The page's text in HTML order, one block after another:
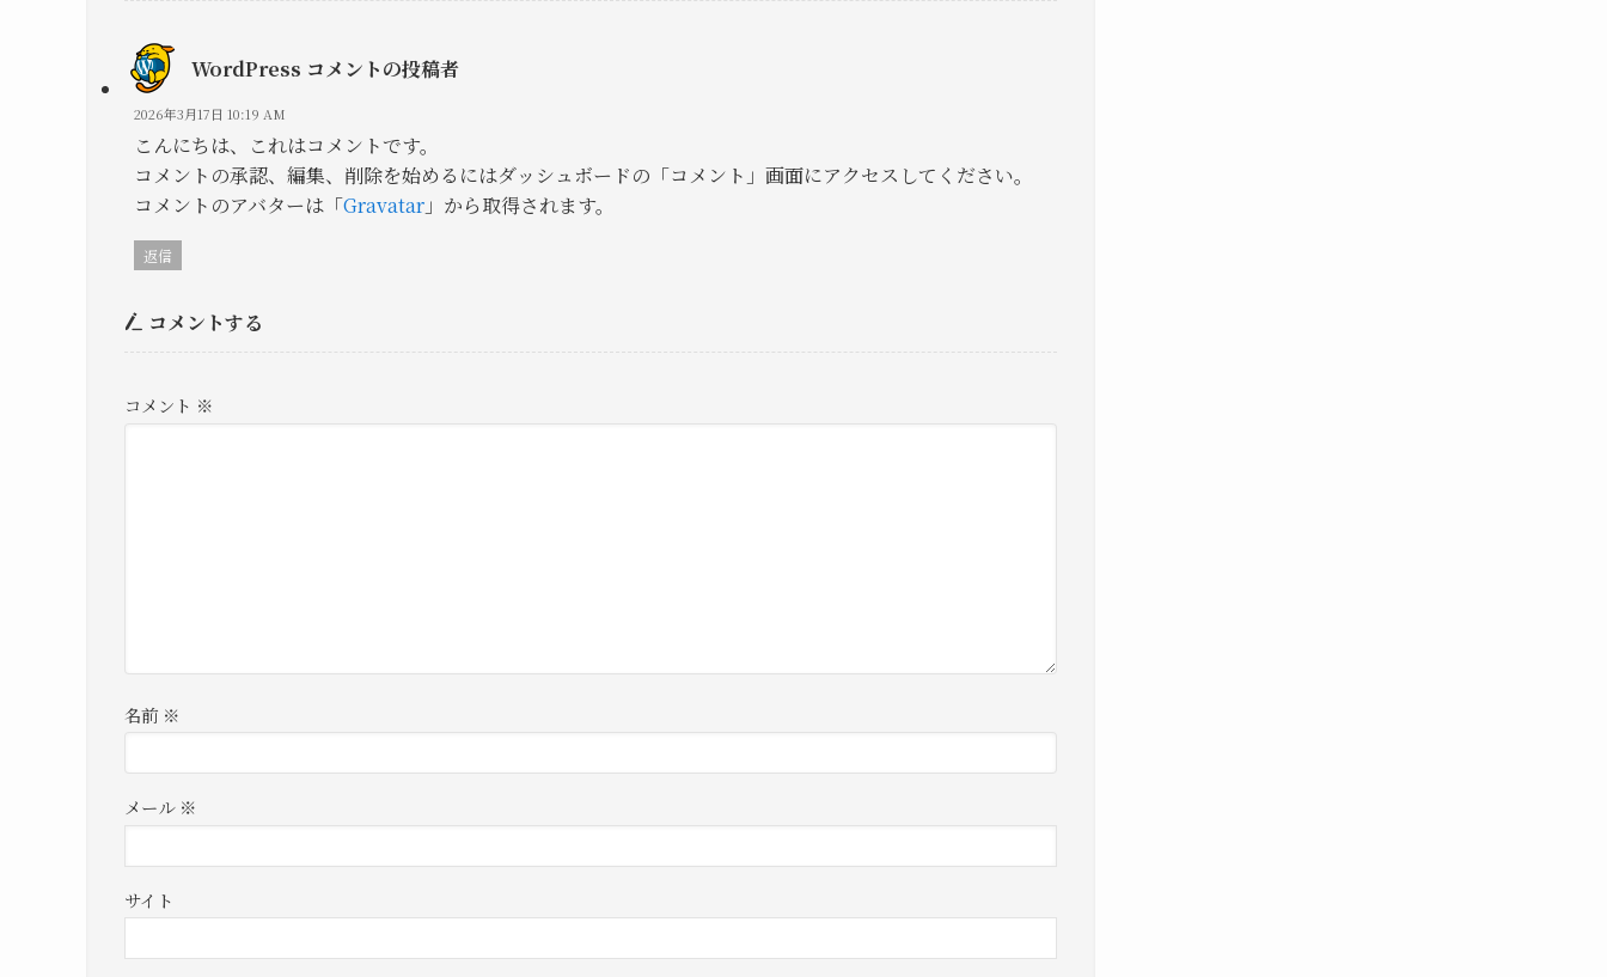
WordPress コメントの投稿者
2026年3月17日 10:19 AM
こんにちは、これはコメントです。
コメントの承認、編集、削除を始めるにはダッシュボードの「コメント」画面にアクセスしてください。
コメントのアバターは「Gravatar 」から取得されます。
返信
コメントする
コメント ※
名前 ※
メール ※
サイト